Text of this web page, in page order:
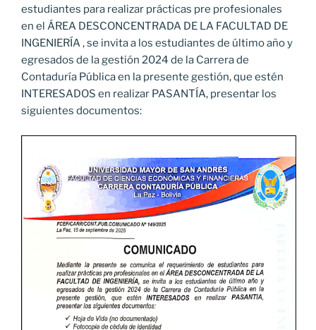
estudiantes para realizar prácticas pre profesionales
en el ÁREA DESCONCENTRADA DE LA FACULTAD DE
INGENIERÍA , se invita a los estudiantes de último año y
egresados de la gestión 2024 de la Carrera de
Contaduría Pública en la presente gestión, que estén
INTERESADOS en realizar PASANTÍA, presentar los
siguientes documentos: